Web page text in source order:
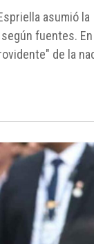
asumió la
fuentes.
de la